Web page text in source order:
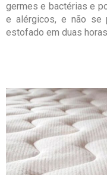
germes e bactérias e
e alérgicos, e não se
estofado em duas